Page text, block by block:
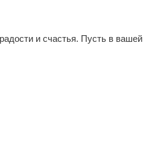
и счастья. Пусть в вашей